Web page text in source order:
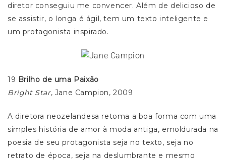
diretor conseguiu me convencer. Além de delicioso de
se assistir, o longa é ágil, tem um texto inteligente e
um protagonista inspirado.
19 Brilho de uma Paixão
Bright Star, Jane Campion, 2009
A diretora neozelandesa retoma a boa forma com uma
simples história de amor à moda antiga, emoldurada na
poesia de seu protagonista seja no texto, seja no
retrato de época, seja na deslumbrante e mesmo